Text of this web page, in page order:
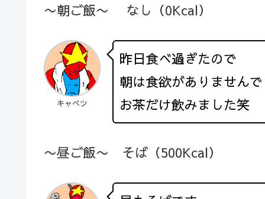
〜朝ご飯〜 なし（0Kcal）
キャベツ
昨日食べ過ぎたので
朝は食欲がありません
お茶だけ飲みました笑
〜昼ご飯〜 そば（500Kcal）